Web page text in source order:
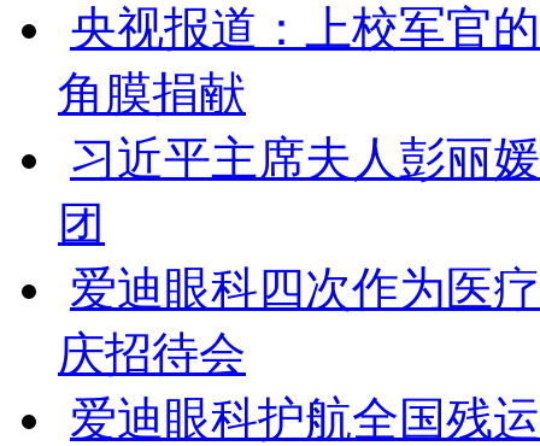
央视报道：上校军官
角膜捐献
习近平主席夫人彭丽
团
爱迪眼科四次作为医
庆招待会
爱迪眼科护航全国残